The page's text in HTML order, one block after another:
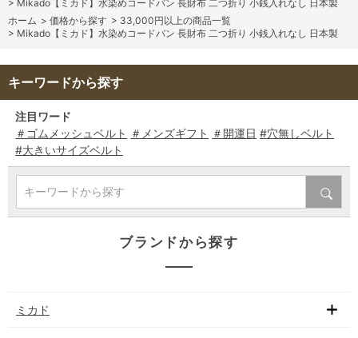
> Mikado【ミカド】水染めコードバン 長財布 二つ折り 小銭入れなし 日本製
ホーム > 価格から探す > 33,000円以上の商品一覧
> Mikado【ミカド】水染めコードバン 長財布 二つ折り 小銭入れなし 日本製
キーワードから探す
注目ワード
＃ゴムメッシュベルト ＃メンズギフト ＃開運日 #穴無しベルト
#大きいサイズベルト
キーワードから探す
ブランドから探す
ミカド